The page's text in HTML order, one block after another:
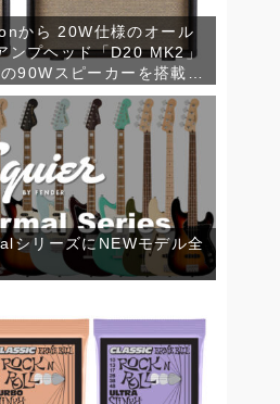
から 20W仕様のオール
ンプヘッド「D20 MK2」
90Wスピーカーを搭載し
ーキャビネット「1×12
リーズにNEWモデル全